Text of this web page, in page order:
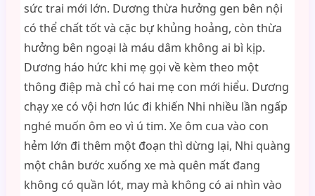
sức trai mới lớn. Dương thừa hưởng gen bên nội
có thể chất tốt và cặc bự khủng hoảng, còn thừa
hưởng bên ngoại là máu dâm không ai bì kịp.
Dương háo hức khi mẹ gọi về kèm theo một
thông điệp mà chỉ có hai mẹ con mới hiểu. Dương
chạy xe có vội hơn lúc đi khiến Nhi nhiều lần ngấp
nghé muốn ôm eo vì ú tim. Xe ôm cua vào con
hẻm lớn đi thêm một đoạn thì dừng lại, Nhi quàng
một chân bước xuống xe mà quên mất đang
không có quần lót, may mà không có ai nhìn vào